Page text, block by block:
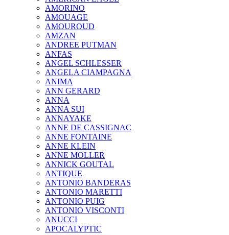
AMORINO
AMOUAGE
AMOUROUD
AMZAN
ANDREE PUTMAN
ANFAS
ANGEL SCHLESSER
ANGELA CIAMPAGNA
ANIMA
ANN GERARD
ANNA
ANNA SUI
ANNAYAKE
ANNE DE CASSIGNAC
ANNE FONTAINE
ANNE KLEIN
ANNE MOLLER
ANNICK GOUTAL
ANTIQUE
ANTONIO BANDERAS
ANTONIO MARETTI
ANTONIO PUIG
ANTONIO VISCONTI
ANUCCI
APOCALYPTIC